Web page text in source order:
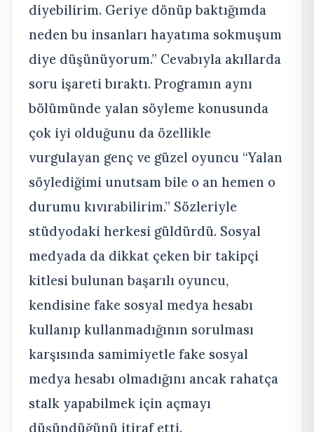
diyebilirim. Geriye dönüp baktığımda
neden bu insanları hayatıma sokmuşum
diye düşünüyorum.” Cevabıyla akıllarda
soru işareti bıraktı. Programın aynı
bölümünde yalan söyleme konusunda
çok iyi olduğunu da özellikle
vurgulayan genç ve güzel oyuncu “Yalan
söylediğimi unutsam bile o an hemen o
durumu kıvırabilirim.” Sözleriyle
stüdyodaki herkesi güldürdü. Sosyal
medyada da dikkat çeken bir takipçi
kitlesi bulunan başarılı oyuncu,
kendisine fake sosyal medya hesabı
kullanıp kullanmadığının sorulması
karşısında samimiyetle fake sosyal
medya hesabı olmadığını ancak rahatça
stalk yapabilmek için açmayı
düşündüğünü itiraf etti.